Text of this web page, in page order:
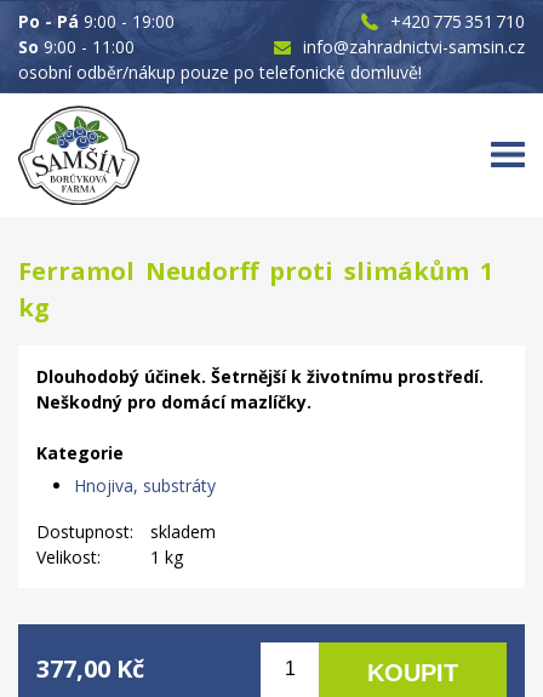
Po - Pá 9:00 - 19:00
So 9:00 - 11:00
+420 775 351 710
info@zahradnictvi-samsin.cz
osobní odběr/nákup pouze po telefonické domluvě!
Ferramol Neudorff proti slimákům 1
kg
Dlouhodobý účinek. Šetrnější k životnímu prostředí.
Neškodný pro domácí mazlíčky.
Kategorie
Hnojiva, substráty
Dostupnost:
skladem
Velikost:
1 kg
377,00 Kč